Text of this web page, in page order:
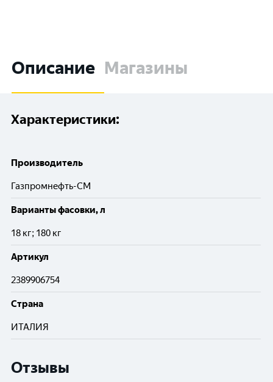
Описание Магазины
Характеристики:
Производитель
Газпромнефть-СМ
Варианты фасовки, л
18 кг; 180 кг
Артикул
2389906754
Cтрана
ИТАЛИЯ
Отзывы